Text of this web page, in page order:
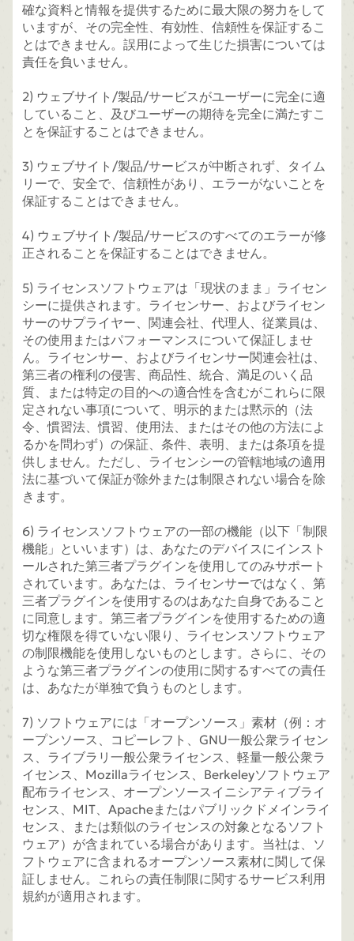
確な資料と情報を提供するために最大限の努力をして
いますが、その完全性、有効性、信頼性を保証するこ
とはできません。誤用によって生じた損害については
責任を負いません。
2) ウェブサイト/製品/サービスがユーザーに完全に適
していること、及びユーザーの期待を完全に満たすこ
とを保証することはできません。
3) ウェブサイト/製品/サービスが中断されず、タイム
リーで、安全で、信頼性があり、エラーがないことを
保証することはできません。
4) ウェブサイト/製品/サービスのすべてのエラーが修
正されることを保証することはできません。
5) ライセンスソフトウェアは「現状のまま」ライセン
シーに提供されます。ライセンサー、およびライセン
サーのサプライヤー、関連会社、代理人、従業員は、
その使用またはパフォーマンスについて保証しませ
ん。ライセンサー、およびライセンサー関連会社は、
第三者の権利の侵害、商品性、統合、満足のいく品
質、または特定の目的への適合性を含むがこれらに限
定されない事項について、明示的または黙示的（法
令、慣習法、慣習、使用法、またはその他の方法によ
るかを問わず）の保証、条件、表明、または条項を提
供しません。ただし、ライセンシーの管轄地域の適用
法に基づいて保証が除外または制限されない場合を除
きます。
6) ライセンスソフトウェアの一部の機能（以下「制限
機能」といいます）は、あなたのデバイスにインスト
ールされた第三者プラグインを使用してのみサポート
されています。あなたは、ライセンサーではなく、第
三者プラグインを使用するのはあなた自身であること
に同意します。第三者プラグインを使用するための適
切な権限を得ていない限り、ライセンスソフトウェア
の制限機能を使用しないものとします。さらに、その
ような第三者プラグインの使用に関するすべての責任
は、あなたが単独で負うものとします。
7) ソフトウェアには「オープンソース」素材（例：オ
ープンソース、コピーレフト、GNU一般公衆ライセン
ス、ライブラリ一般公衆ライセンス、軽量一般公衆ラ
イセンス、Mozillaライセンス、Berkeleyソフトウェア
配布ライセンス、オープンソースイニシアティブライ
センス、MIT、Apacheまたはパブリックドメインライ
センス、または類似のライセンスの対象となるソフト
ウェア）が含まれている場合があります。当社は、ソ
フトウェアに含まれるオープンソース素材に関して保
証しません。これらの責任制限に関するサービス利用
規約が適用されます。